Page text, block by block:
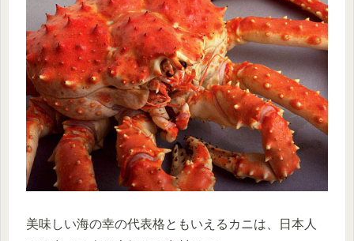
美味しい海の幸の代表格ともいえるカニは、日本人